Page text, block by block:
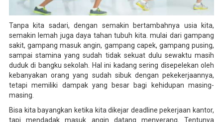
Tanpa kita sadari, dengan semakin bertambahnya usia kita,
semakin lemah juga daya tahan tubuh kita. mulai dari gampang
sakit, gampang masuk angin, gampang capek, gampang pusing,
sampai stamina yang sudah tidak sekuat dulu sewaktu masih
duduk di bangku sekolah. Hal ini kadang sering disepelekan oleh
kebanyakan orang yang sudah sibuk dengan pekekerjaannya,
tetapi memiliki dampak yang besar bagi kehidupan masing-
masing.
Bisa kita bayangkan ketika kita dikejar deadline pekerjaan kantor,
tapi mendadak masuk angin datang menyerang. Tentunya